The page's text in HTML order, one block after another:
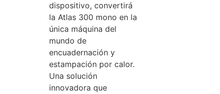
dispositivo, convertirá
la Atlas 300 mono en la
única máquina del
mundo de
encuadernación y
estampación por calor.
Una solución
innovadora que